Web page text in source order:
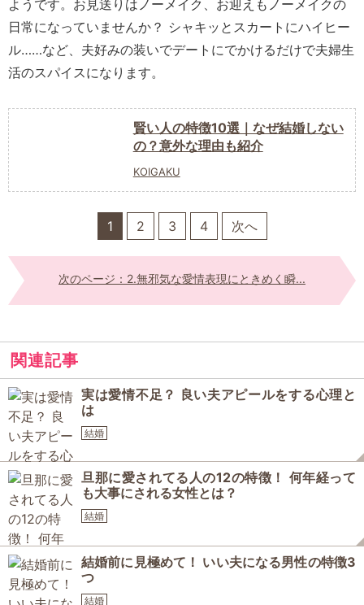
ようです。お見送りはノーメイク、お迎えもノーメイクの
日常になっていませんか？ シャキッとスカートにハイヒー
ル……など、夫好みの装いでデートにでかけるだけで夫婦生
活のスパイスになります。
賢い人の特徴10選｜なぜ結婚しない
の？意外な理由も紹介
KOIGAKU
1 2 3 4 次へ
次のページ：2.無邪気な愛情表現にときめく瞬...
関連記事
実は愛情不足？ 良い夫アピールをする心理と
は
結婚
旦那に愛されてる人の12の特徴！ 何年経って
も大事にされる女性とは？
結婚
結婚前に見極めて！ いい夫になる男性の特徴3
つ
結婚